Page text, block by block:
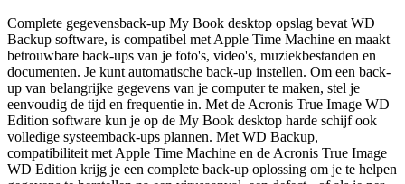
Complete gegevensback-up My Book desktop opslag bevat WD
Backup software, is compatibel met Apple Time Machine en maakt
betrouwbare back-ups van je foto's, video's, muziekbestanden en
documenten. Je kunt automatische back-up instellen. Om een back-
up van belangrijke gegevens van je computer te maken, stel je
eenvoudig de tijd en frequentie in. Met de Acronis True Image WD
Edition software kun je op de My Book desktop harde schijf ook
volledige systeemback-ups plannen. Met WD Backup,
compatibiliteit met Apple Time Machine en de Acronis True Image
WD Edition krijg je een complete back-up oplossing om je te helpen